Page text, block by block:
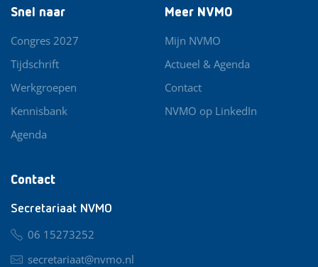
Contact
Secretariaat NVMO
06 15273252
secretariaat@nvmo.nl
Snel naar
Congres 2027
Tijdschrift
Werkgroepen
Kennisbank
Agenda
Meer NVMO
Mijn NVMO
Actueel & Agenda
Contact
NVMO op LinkedIn